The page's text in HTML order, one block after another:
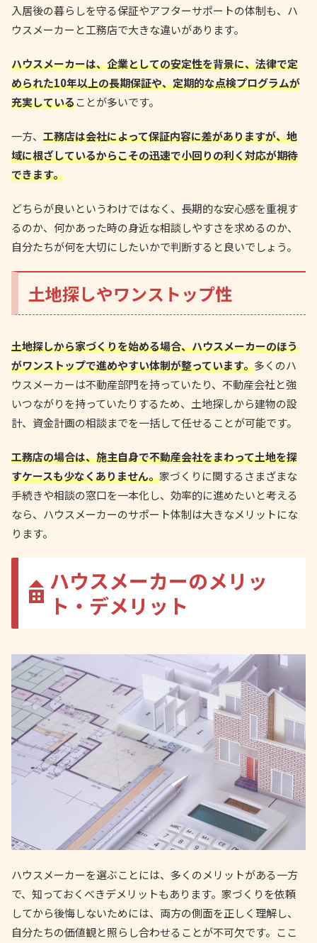
入居後の暮らしを守る保証やアフターサポートの体制も、ハ
ウスメーカーと工務店で大きな違いがあります。
ハウスメーカーは、企業としての安定性を背景に、法律で定
められた10年以上の長期保証や、定期的な点検プログラムが
充実していることが多いです。
一方、 工務店は会社によって保証内容に差がありますが、地
域に根ざしているからこその迅速で小回りの利く対応が期待
できます。
どちらが良いというわけではなく、長期的な安心感を重視す
るのか、何かあった時の身近な相談しやすさを求めるのか、
自分たちが何を大切にしたいかで判断すると良いでしょう。
土地探しやワンストップ性
土地探しから家づくりを始める場合、ハウスメーカーのほう
がワンストップで進めやすい体制が整っています。多くのハ
ウスメーカーは不動産部門を持っていたり、不動産会社と強
いつながりを持っていたりするため、土地探しから建物の設
計、資金計画の相談までを一括して任せることが可能です。
工務店の場合は、施主自身で不動産会社をまわって土地を探
すケースも少なくありません。家づくりに関するさまざまな
手続きや相談の窓口を一本化し、効率的に進めたいと考える
なら、ハウスメーカーのサポート体制は大きなメリットにな
ります。
ハウスメーカーのメリッ
ト・デメリット
ハウスメーカーを選ぶことには、多くのメリットがある一方
で、知っておくべきデメリットもあります。家づくりを依頼
してから後悔しないためには、両方の側面を正しく理解し、
自分たちの価値観と照らし合わせることが不可欠です。ここ